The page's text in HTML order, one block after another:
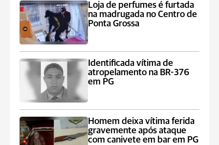
Loja de perfumes é furtada
na madrugada no Centro de
Ponta Grossa
Identificada vítima de
atropelamento na BR-376
em PG
Homem deixa vítima ferida
gravemente após ataque
com canivete em bar em PG